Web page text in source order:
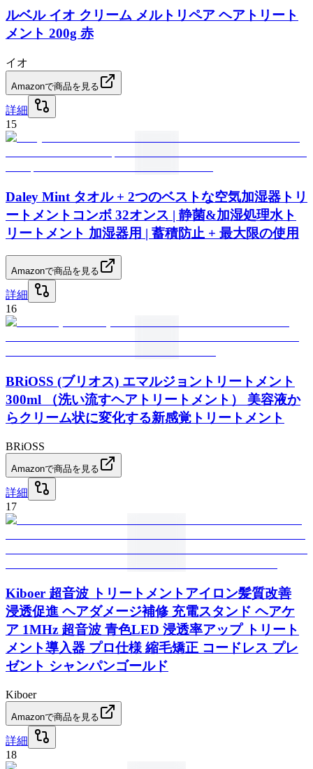
ルベル イオ クリーム メルトリペア ヘアトリート
メント 200g 赤
イオ
Amazonで商品を見る
詳細
15
Daley Mint タオル + 2つのベストな空気加湿器トリ
ートメントコンボ 32オンス | 静菌&加湿処理水ト
リートメント 加湿器用 | 蓄積防止 + 最大限の使用
Amazonで商品を見る
詳細
16
BRiOSS (ブリオス) エマルジョントリートメント
300ml （洗い流すヘアトリートメント） 美容液か
らクリーム状に変化する新感覚トリートメント
BRiOSS
Amazonで商品を見る
詳細
17
Kiboer 超音波 トリートメントアイロン髪質改善
浸透促進 ヘアダメージ補修 充電スタンド ヘアケ
ア 1MHz 超音波 青色LED 浸透率アップ トリート
メント導入器 プロ仕様 縮毛矯正 コードレス プレ
ゼント シャンパンゴールド
Kiboer
Amazonで商品を見る
詳細
18